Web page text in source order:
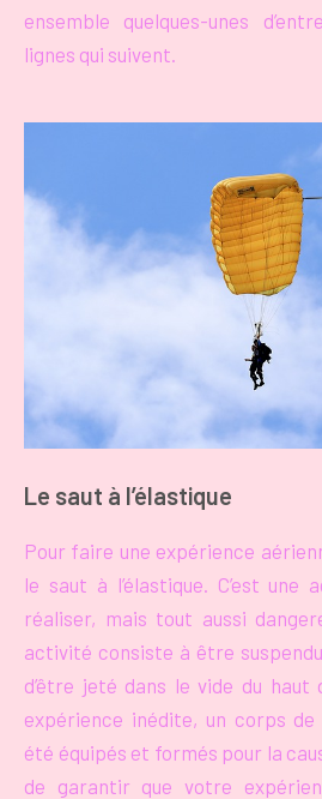
ensemble quelques-unes
lignes qui suivent.
Le saut à l’élastique
Pour faire une expérience
le saut à l’élastique. C’est
réaliser, mais tout aussi
activité consiste à être
d’être jeté dans le vide du haut
expérience inédite, un corps
été équipés et formés pour la
de garantir que votre